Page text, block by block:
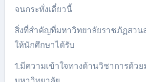
จนกระทั่งเดี๋ยวนี้
สิ่งที่สำคัญที่มหาวิทยาลัยราชภัฏสวน
ให้นักศึกษาได้รับ
1.มีความเข้าใจทางด้านวิชาการด้ว